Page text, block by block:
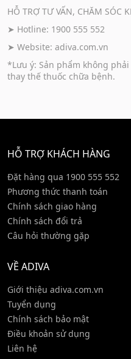
HỖ TRỢ TƯ VẤN, CHĂM SÓC
➤ Hotline: 1900 555 552
➤ Website: adiva.com.vn
*Lưu ý: Sản phẩm không
thay thế thuốc chữa bệnh.
HỖ TRỢ KHÁCH HÀNG
Đặt hàng qua 1900 555 552
Phương thức thanh toán
Chính sách giao hàng
Chính sách đổi trả
Câu hỏi thường gặp
VỀ ADIVA
Giới thiệu adiva.com.vn
Tuyển dụng
Chính sách bảo mật
Điều khoản sử dụng
Liên hệ